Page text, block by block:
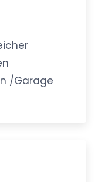
/Garage